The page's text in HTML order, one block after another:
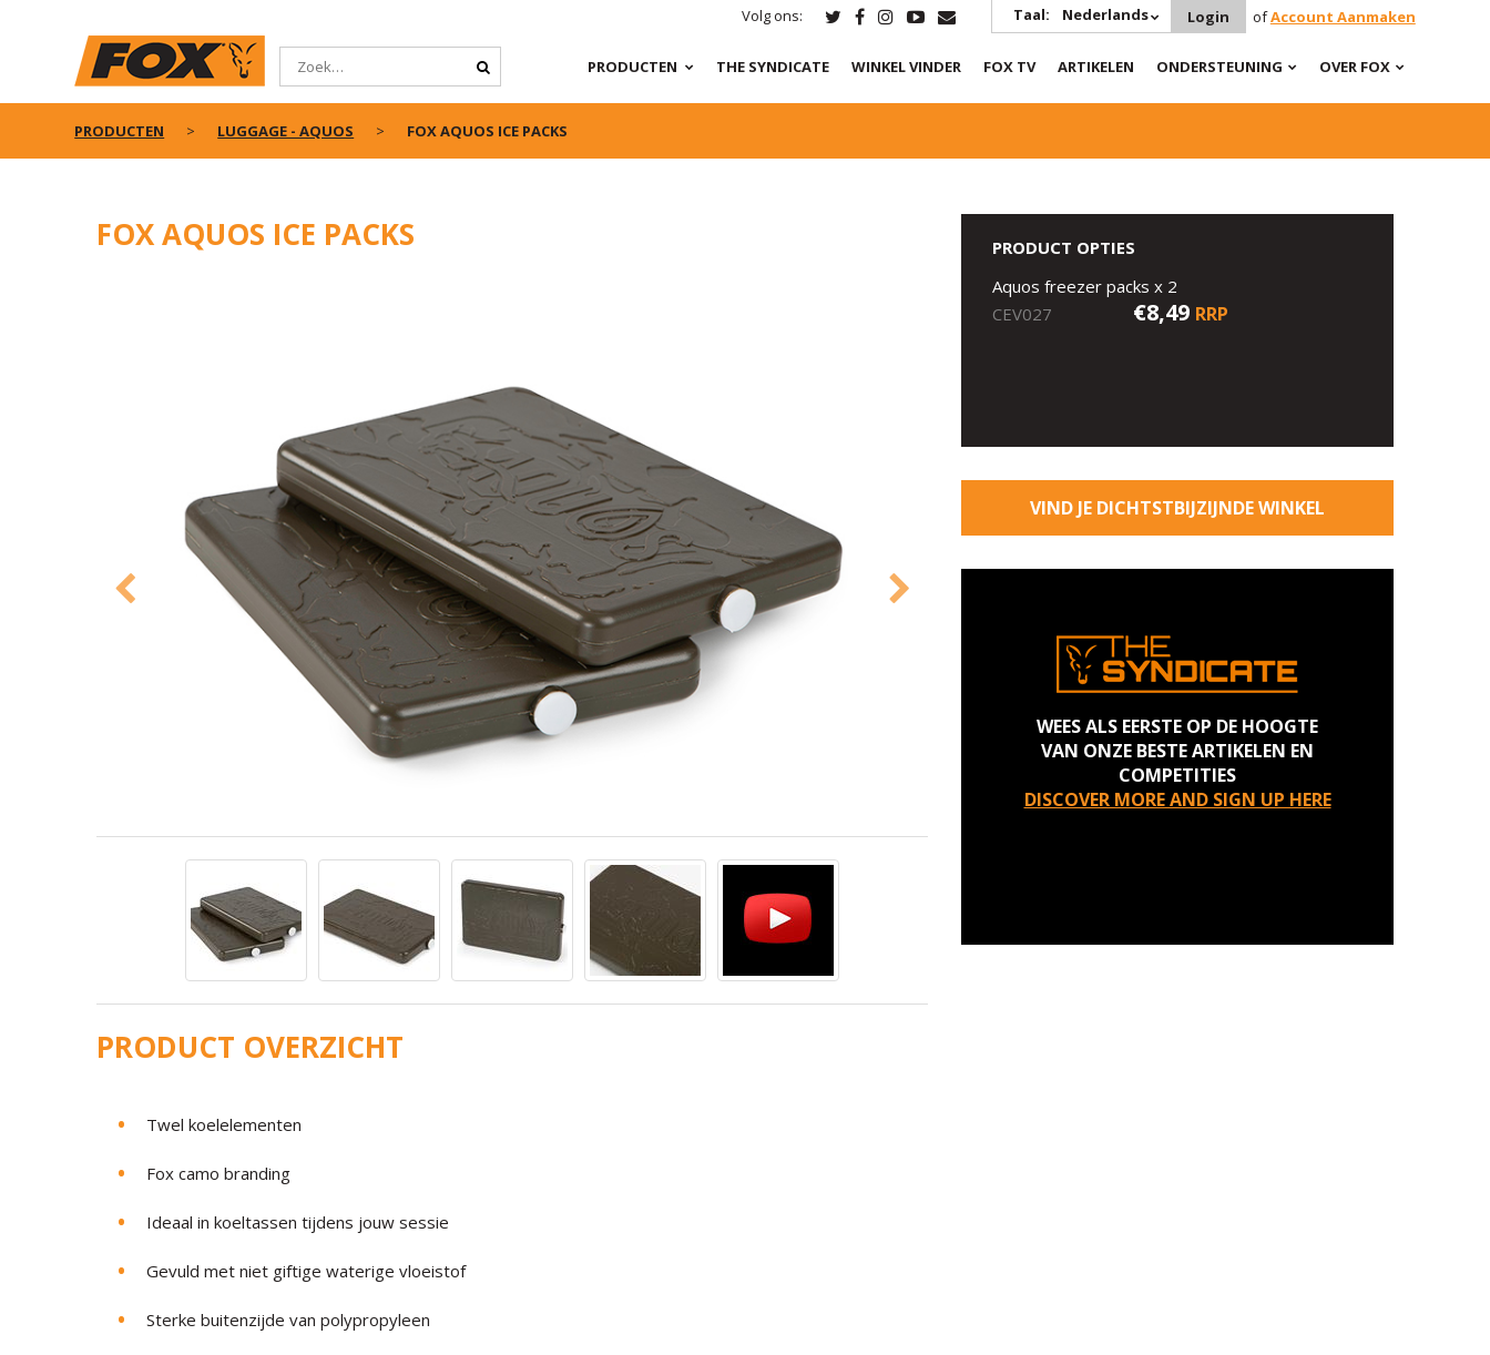
Volg ons: Taal: Nederlands Login ofAccount Aanmaken
PRODUCTEN THE SYNDICATE WINKEL VINDER FOX TV ARTIKELEN ONDERSTEUNING OVER FOX
PRODUCTEN LUGGAGE - AQUOS FOX AQUOS ICE PACKS
FOX AQUOS ICE PACKS
PRODUCT OVERZICHT
Twel koelelementen
Fox camo branding
Ideaal in koeltassen tijdens jouw sessie
Gevuld met niet giftige waterige vloeistof
Sterke buitenzijde van polypropyleen
PRODUCT OPTIES
Aquos freezer packs x 2
CEV027
€8,49 RRP
VIND JE DICHTSTBIJZIJNDE WINKEL
WEES ALS EERSTE OP DE HOOGTE
VAN ONZE BESTE ARTIKELEN EN
COMPETITIES
DISCOVER MORE AND SIGN UP HERE